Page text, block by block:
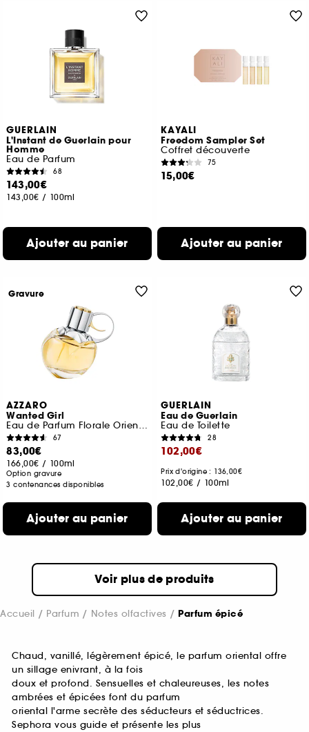
GUERLAIN
L'Instant de Guerlain pour
Homme
Eau de Parfum
68
143,00€
143,00€ / 100ml
Ajouter au panier
KAYALI
Freedom Sampler Set
Coffret découverte
75
15,00€
Ajouter au panier
AZZARO
Wanted Girl
Eau de Parfum Florale Orientale pour femme
67
83,00€
166,00€ / 100ml
Option gravure
3 contenances disponibles
Ajouter au panier
Gravure
GUERLAIN
Eau de Guerlain
Eau de Toilette
28
102,00€
Prix d'origine : 136,00€
102,00€ / 100ml
Ajouter au panier
Voir plus de produits
Accueil Parfum Notes olfactives Parfum épicé
Chaud, vanillé, légèrement épicé, le parfum oriental offre
un sillage enivrant, à la fois
doux et profond. Sensuelles et chaleureuses, les notes
ambrées et épicées font du parfum
oriental l'arme secrète des séducteurs et séductrices.
Sephora vous guide et présente les plus